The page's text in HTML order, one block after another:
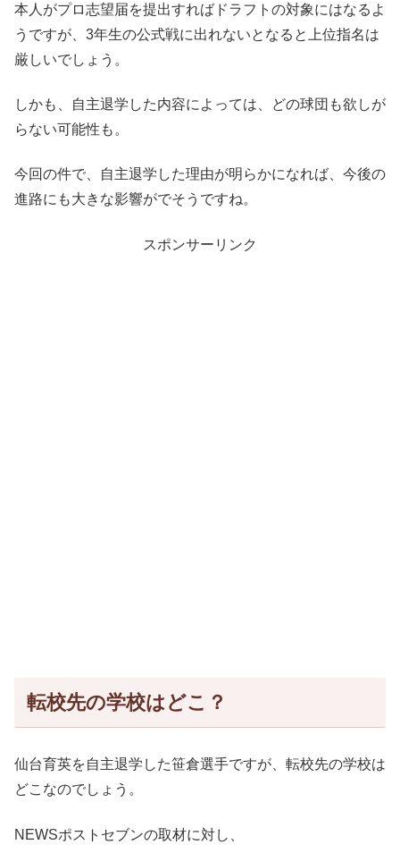
本人がプロ志望届を提出すればドラフトの対象にはなるよ
うですが、3年生の公式戦に出れないとなると上位指名は
厳しいでしょう。
しかも、自主退学した内容によっては、どの球団も欲しが
らない可能性も。
今回の件で、自主退学した理由が明らかになれば、今後の
進路にも大きな影響がでそうですね。
スポンサーリンク
転校先の学校はどこ？
仙台育英を自主退学した笹倉選手ですが、転校先の学校は
どこなのでしょう。
NEWSポストセブンの取材に対し、